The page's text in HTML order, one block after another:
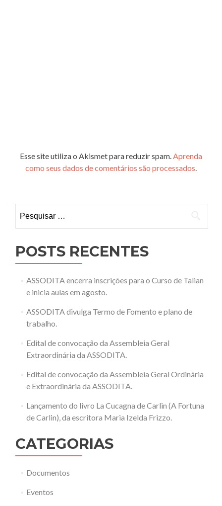
Esse site utiliza o Akismet para reduzir spam.Aprenda
como seus dados de comentários são processados.
por:
POSTS RECENTES
ASSODITA encerra inscrições para o Curso de Talian
e inicia aulas em agosto.
ASSODITA divulga Termo de Fomento e plano de
trabalho.
Edital de convocação da Assembleia Geral
Extraordinária da ASSODITA.
Edital de convocação da Assembleia Geral Ordinária
e Extraordinária da ASSODITA.
Lançamento do livro La Cucagna de Carlin (A Fortuna
de Carlin), da escritora Maria Izelda Frizzo.
CATEGORIAS
Documentos
Eventos